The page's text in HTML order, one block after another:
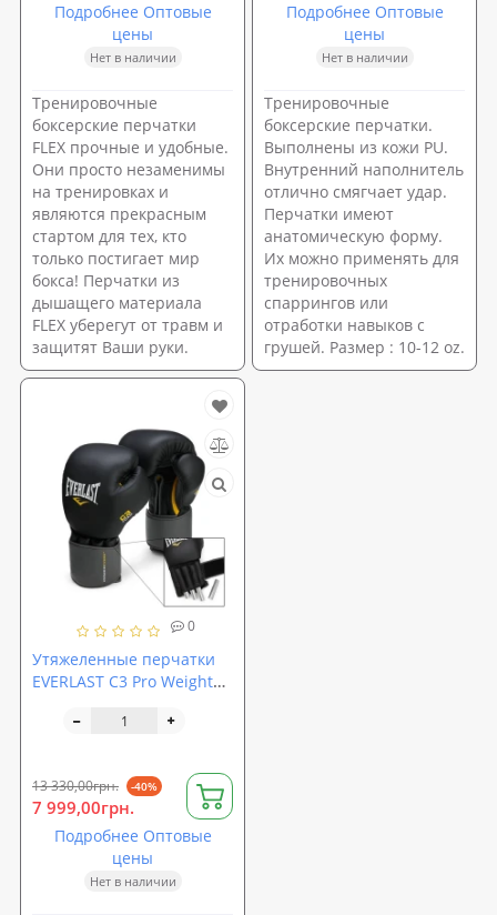
Подробнее Оптовые
цены
Нет в наличии
Тренировочные
боксерские перчатки
FLEX прочные и удобные.
Они просто незаменимы
на тренировках и
являются прекрасным
стартом для тех, кто
только постигает мир
бокса! Перчатки из
дышащего материала
FLEX уберегут от травм и
защитят Ваши руки.
Подробнее Оптовые
цены
Нет в наличии
Тренировочные
боксерские перчатки.
Выполнены из кожи PU.
Внутренний наполнитель
отлично смягчает удар.
Перчатки имеют
анатомическую форму.
Их можно применять для
тренировочных
спаррингов или
отработки навыков с
грушей. Размер : 10-12 oz.
0
Утяжеленные перчатки
EVERLAST C3 Pro Weighted
13 330,00грн. -40%
7 999,00грн.
Подробнее Оптовые
цены
Нет в наличии